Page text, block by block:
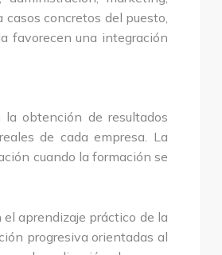
concretos del puesto,
favorecen una integración
obtención de resultados
de cada empresa. La
cuando la formación se
aprendizaje práctico de la
progresiva orientadas al